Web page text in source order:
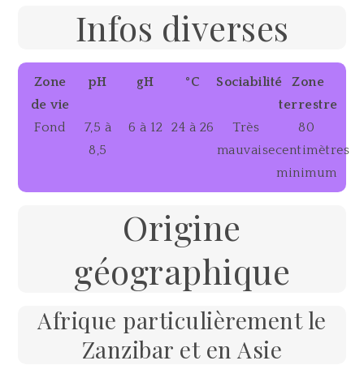
Infos diverses
Zone
de vie
pH gH °C Sociabilité
Zone
terrestre
Fond
7,5 à
8,5
6 à 12 24 à 26
Très
mauvaise
80
centimètres
minimum
Origine
géographique
Afrique particulièrement le
Zanzibar et en Asie